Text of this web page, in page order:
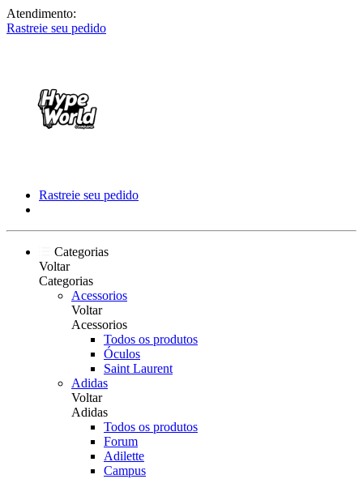
Atendimento:
Rastreie seu pedido
Rastreie seu pedido
Categorias
Voltar
Categorias
Acessorios
Voltar
Acessorios
Todos os produtos
Óculos
Saint Laurent
Adidas
Voltar
Adidas
Todos os produtos
Forum
Adilette
Campus